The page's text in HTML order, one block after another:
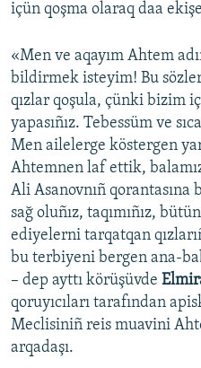
içün qoşma olaraq daa
«Men ve aqayım Ahtem
bildirmek isteyim! Bu
qızlar qoşula, çünki bizim
yapasıñız. Tebessüm ve
Men ailelerge köstergen
Ahtemnen laf ettik,
Ali Asanovnıñ qorantasına
sağ oluñız, taqımıñız,
ediyelerni tarqatqan
bu terbiyeni bergen ana-
– dep ayttı körüşüvde
qoruyıcıları tarafından
Meclisiniñ reis muavini
arqadaşı.